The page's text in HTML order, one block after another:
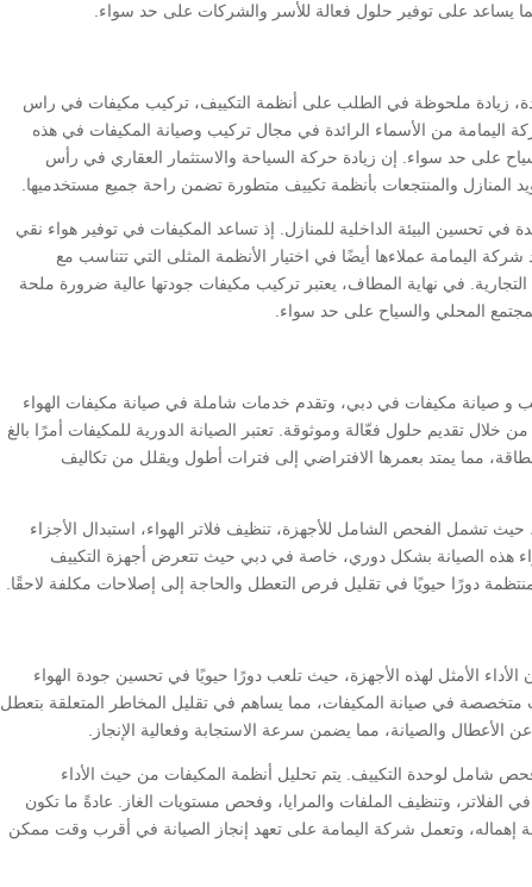
يساعد على توفير حلول فعالة للأسر والشركات على حد سواء.
زيادة ملحوظة في الطلب على أنظمة التكييف، تركيب مكيفات في راس
اليمامة من الأسماء الرائدة في مجال تركيب وصيانة المكيفات في هذه
على حد سواء. إن زيادة حركة السياحة والاستثمار العقاري في رأس
والمنتجعات بأنظمة تكييف متطورة تضمن راحة جميع مستخدميها.
في تحسين البيئة الداخلية للمنازل. إذ تساعد المكيفات في توفير هواء نقي
اليمامة عملاءها أيضًا في اختيار الأنظمة المثلى التي تتناسب مع
في نهاية المطاف، يعتبر تركيب مكيفات جودتها عالية ضرورة ملحة
المحلي والسياح على حد سواء.
و صيانة مكيفات في دبي، وتقدم خدمات شاملة في صيانة مكيفات الهواء
تقديم حلول فعّالة وموثوقة. تعتبر الصيانة الدورية للمكيفات أمرًا بالغ
مما يمتد بعمرها الافتراضي إلى فترات أطول ويقلل من تكاليف
تشمل الفحص الشامل للأجهزة، تنظيف فلاتر الهواء، استبدال الأجزاء
هذه الصيانة بشكل دوري، خاصة في دبي حيث تتعرض أجهزة التكييف
دورًا حيويًا في تقليل فرص التعطل والحاجة إلى إصلاحات مكلفة لاحقًا.
الأمثل لهذه الأجهزة، حيث تلعب دورًا حيويًا في تحسين جودة الهواء
في صيانة المكيفات، مما يساهم في تقليل المخاطر المتعلقة بتعطل
والصيانة، مما يضمن سرعة الاستجابة وفعالية الإنجاز.
شامل لوحدة التكييف. يتم تحليل أنظمة المكيفات من حيث الأداء
وتنظيف الملفات والمرايا، وفحص مستويات الغاز. عادةً ما تكون
إهماله، وتعمل شركة اليمامة على تعهد إنجاز الصيانة في أقرب وقت ممكن